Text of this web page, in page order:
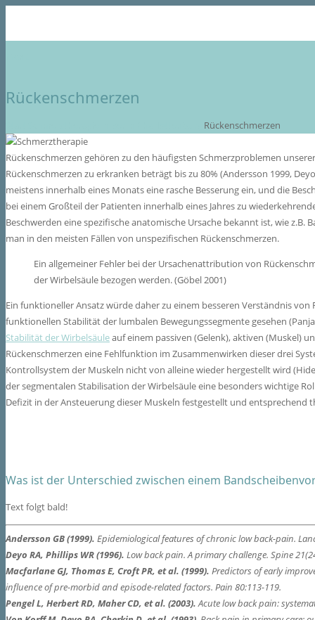
Rückenschmerzen
Rückenschmerzen
Rückenschmerzen gehören zu den häufigsten Schmerzproblemen
Rückenschmerzen zu erkranken beträgt bis zu 80% (Andersson 1999,
meistens innerhalb eines Monats eine rasche Besserung ein, und die
bei einem Großteil der Patienten innerhalb eines Jahres zu
Beschwerden eine spezifische anatomische Ursache bekannt ist, wie
man in den meisten Fällen von unspezifischen Rückenschmerzen.
Ein allgemeiner Fehler bei der Ursachenattribution von
der Wirbelsäule bezogen werden. (Göbel 2001)
Ein funktioneller Ansatz würde daher zu einem besseren Verständnis
funktionellen Stabilität der lumbalen Bewegungssegmente gesehen
Stabilität der Wirbelsäuleauf einem passiven (Gelenk), aktiven (Muskel)
Rückenschmerzen eine Fehlfunktion im Zusammenwirken dieser drei
Kontrollsystem der Muskeln nicht von alleine wieder hergestellt wird
der segmentalen Stabilisation der Wirbelsäule eine besonders wichtige
Defizit in der Ansteuerung dieser Muskeln festgestellt und entsprechend
Was ist der Unterschied zwischen einem
Text folgt bald!
Andersson GB (1999). Epidemiological features of chronic low back-pain.
Deyo RA, Phillips WR (1996). Low back pain. A primary challenge. Spine
Macfarlane GJ, Thomas E, Croft PR, et al. (1999). Predictors of early
influence of pre-morbid and episode-related factors. Pain 80:113-119.
Pengel L, Herbert RD, Maher CD, et al. (2003).Acute low back pain: